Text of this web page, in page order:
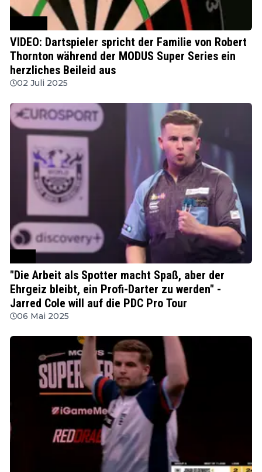
VIDEO: Dartspieler spricht der Familie von Robert
Thornton während der MODUS Super Series ein
herzliches Beileid aus
02 Juli 2025
"Die Arbeit als Spotter macht Spaß, aber der
Ehrgeiz bleibt, ein Profi-Darter zu werden" -
Jarred Cole will auf die PDC Pro Tour
06 Mai 2025